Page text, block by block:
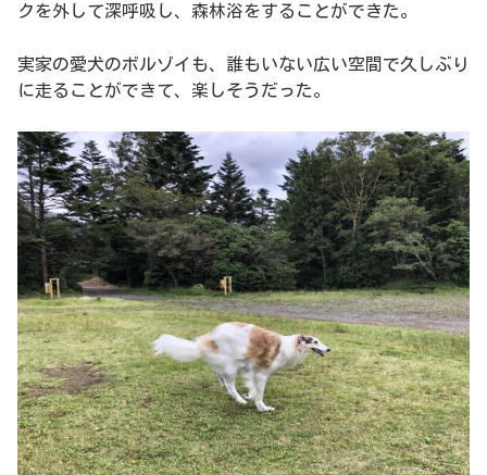
クを外して深呼吸し、森林浴をすることができた。
実家の愛犬のボルゾイも、誰もいない広い空間で久しぶり
に走ることができて、楽しそうだった。